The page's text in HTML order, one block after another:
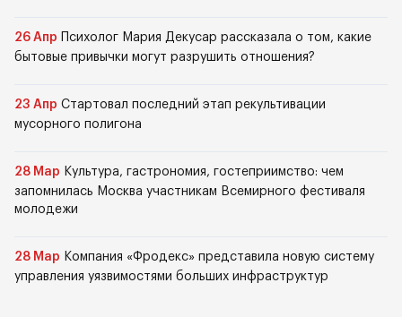
26 Апр
Психолог Мария Декусар рассказала о том, какие
бытовые привычки могут разрушить отношения?
23 Апр Стартовал последний этап рекультивации
мусорного полигона
28 Мар Культура, гастрономия, гостеприимство: чем
запомнилась Москва участникам Всемирного фестиваля
молодежи
28 Мар Компания «Фродекс» представила новую систему
управления уязвимостями больших инфраструктур